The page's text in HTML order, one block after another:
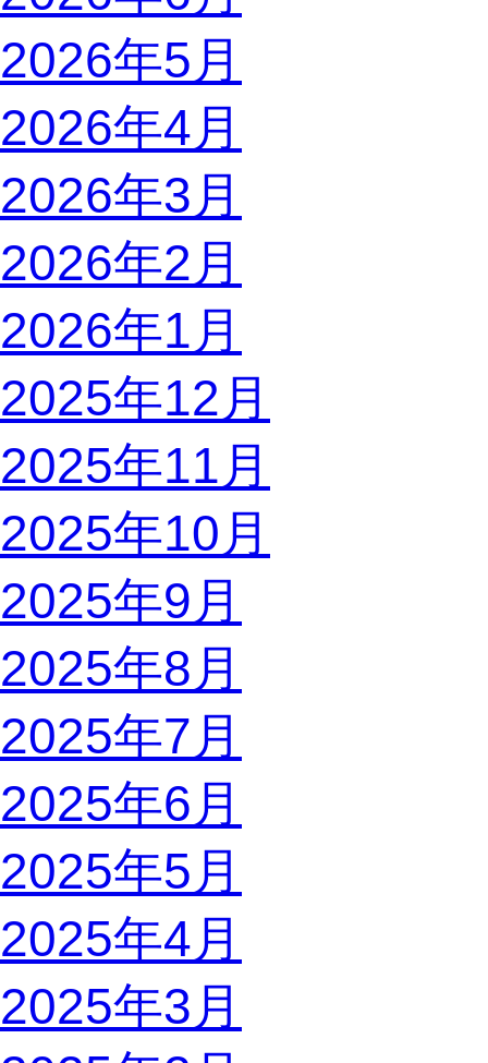
2026年5月
2026年4月
2026年3月
2026年2月
2026年1月
2025年12月
2025年11月
2025年10月
2025年9月
2025年8月
2025年7月
2025年6月
2025年5月
2025年4月
2025年3月